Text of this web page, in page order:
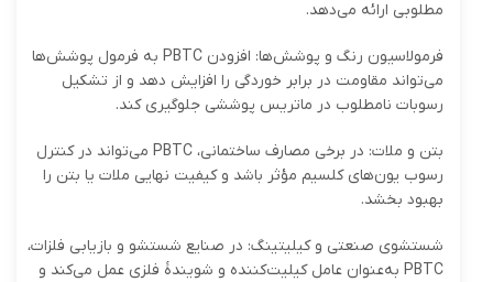
مطلوبی ارائه می‌دهد.
فرمولاسیون رنگ و پوشش‌ها: افزودن PBTC به فرمول پوشش‌ها
می‌تواند مقاومت در برابر خوردگی را افزایش دهد و از تشکیل
رسوبات نامطلوب در ماتریس پوششی جلوگیری کند.
بتن و ملات: در برخی مصارف ساختمانی، PBTC می‌تواند در کنترل
رسوب یون‌های کلسیم مؤثر باشد و کیفیت نهایی ملات یا بتن را
بهبود بخشد.
شستشوی صنعتی و کیلیتینگ: در صنایع شستشو و بازیابی فلزات،
PBTC به‌عنوان عامل کیلیت‌کننده و شویندهٔ فلزی عمل می‌کند و